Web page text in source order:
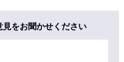
をお聞かせください